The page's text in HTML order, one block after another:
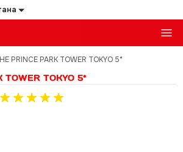
PRINCE PARK TOWER TOKYO 5*
TOWER TOKYO 5*